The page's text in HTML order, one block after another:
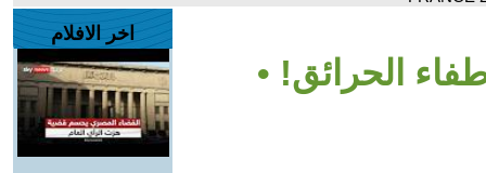
الحرائق! •
اخر الافلام